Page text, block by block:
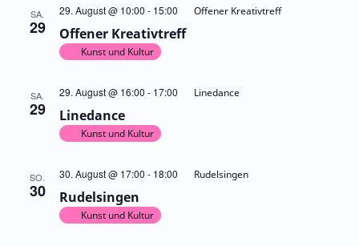
SA.
29 Offener Kreativtreff
29. August @ 10:00 - 15:00 Offener Kreativtreff
Kunst und Kultur
SA.
29 Linedance
29. August @ 16:00 - 17:00 Linedance
Kunst und Kultur
SO.
30 Rudelsingen
30. August @ 17:00 - 18:00 Rudelsingen
Kunst und Kultur